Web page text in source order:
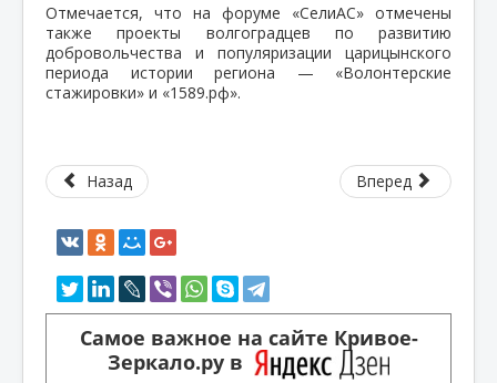
Отмечается, что на форуме «СелиАС» отмечены
также проекты волгоградцев по развитию
добровольчества и популяризации царицынского
периода истории региона — «Волонтерские
стажировки» и «1589.рф».
Назад Вперед
Самое важное на сайте Кривое-
Зеркало.ру в